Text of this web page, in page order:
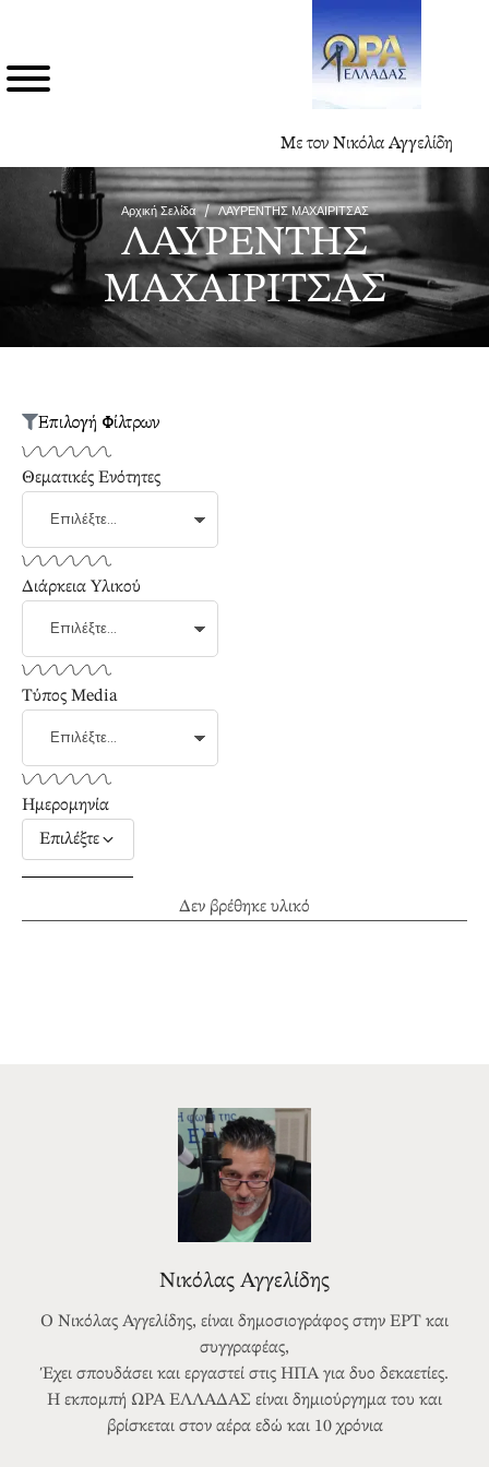
Με τον Νικόλα Αγγελίδη
Αρχική Σελίδα / ΛΑΥΡΕΝΤΗΣ ΜΑΧΑΙΡΙΤΣΑΣ
ΛΑΥΡΕΝΤΗΣ
ΜΑΧΑΙΡΙΤΣΑΣ
Δεν βρέθηκε υλικό
Επιλογή Φίλτρων
Θεματικές Ενότητες
Διάρκεια Υλικού
Τύπος Media
Ημερομηνία
Επιλέξτε
Νικόλας Αγγελίδης
Ο Νικόλας Αγγελίδης, είναι δημοσιογράφος στην ΕΡΤ και
συγγραφέας,
Έχει σπουδάσει και εργαστεί στις ΗΠΑ για δυο δεκαετίες.
Η εκπομπή ΩΡΑ ΕΛΛΑΔΑΣ είναι δημιούργημα του και
βρίσκεται στον αέρα εδώ και 10 χρόνια